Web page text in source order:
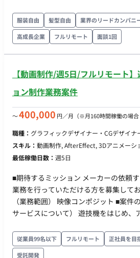
※社内独自ツールあり ※生成AIの知見
キャッチアップできれば入社後習得でもOK ■稼働条件 ・
日：2月、遅くとも3月には参画できる
ート、月水金渋谷オフィス出社
服装自由 髪型自由
業界のリードカンパニ
高成長企業
フルリモート 面談1回
【動画制作/週5日/フルリモート
ョン制作業務案件
〜400,000 円／月 （※月160時間稼働の場合
職種： グラフィックデザイナー・CGデザイナ
スキル： 動画制作, AfterEffect, 3Dアニメーシ
最低稼働日数： 週5日
■期待するミッション メーカーの依頼
業務を行っていただける方を募集しております
（業務範囲） 映像コンポジット ■案件の魅力（会社について・
サービスについて） 遊技機をはじめ、
が可能ですが、プロパー人材とコミュ
で、出社も可能な方を優先いたします。
従業員99名以下 フルリモート
正社員を目
受託開発